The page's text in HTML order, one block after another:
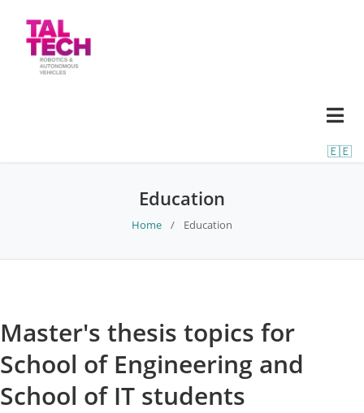
🇪🇪
Education
Home / Education
Master's thesis topics for
School of Engineering and
School of IT students